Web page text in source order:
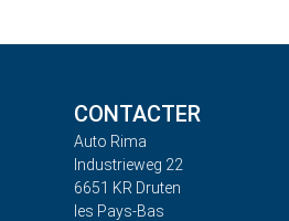
CONTACTER
Auto Rima
Industrieweg 22
6651 KR Druten
les Pays-Bas